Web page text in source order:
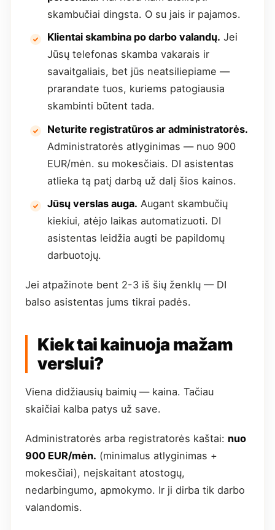
skambučiai dingsta. O su jais ir pajamos.
Klientai skambina po darbo valandų. Jei
Jūsų telefonas skamba vakarais ir
savaitgaliais, bet jūs neatsiliepiame —
prarandate tuos, kuriems patogiausia
skambinti būtent tada.
Neturite registratūros ar administratorės.
Administratorės atlyginimas — nuo 900
EUR/mėn. su mokesčiais. DI asistentas
atlieka tą patį darbą už dalį šios kainos.
Jūsų verslas auga. Augant skambučių
kiekiui, atėjo laikas automatizuoti. DI
asistentas leidžia augti be papildomų
darbuotojų.
Jei atpažinote bent 2-3 iš šių ženklų — DI
balso asistentas jums tikrai padės.
Kiek tai kainuoja mažam
verslui?
Viena didžiausių baimių — kaina. Tačiau
skaičiai kalba patys už save.
Administratorės arba registratorės kaštai: nuo
900 EUR/mėn. (minimalus atlyginimas +
mokesčiai), neįskaitant atostogų,
nedarbingumo, apmokymo. Ir ji dirba tik darbo
valandomis.